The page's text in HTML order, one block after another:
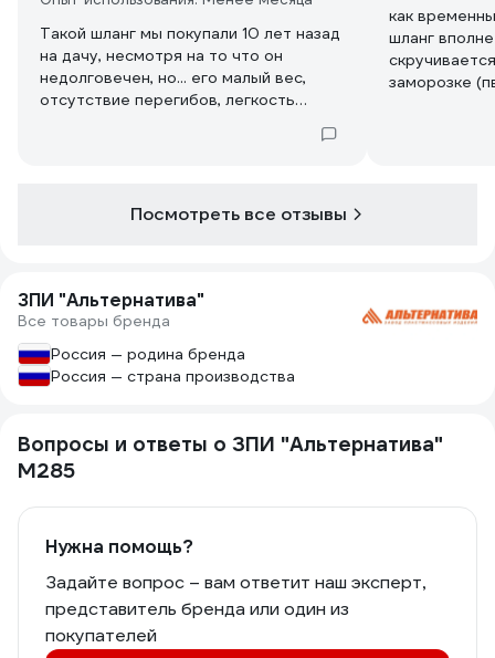
Такой шланг мы покупали 10 лет назад
на дачу, несмотря на то что он
недолговечен, но... его малый вес,
отсутствие перегибов, легкость
бухт по 20 метров и сейчас решили
как
шланг
заморозке
Посмотреть все отзывы
ЗПИ "Альтернатива"
Все товары бренда
Россия — родина бренда
Россия — страна производства
Вопросы и ответы о ЗПИ "Альтернатива"
М285
Нужна помощь?
Задайте вопрос – вам ответит наш эксперт,
представитель бренда или один из
покупателей